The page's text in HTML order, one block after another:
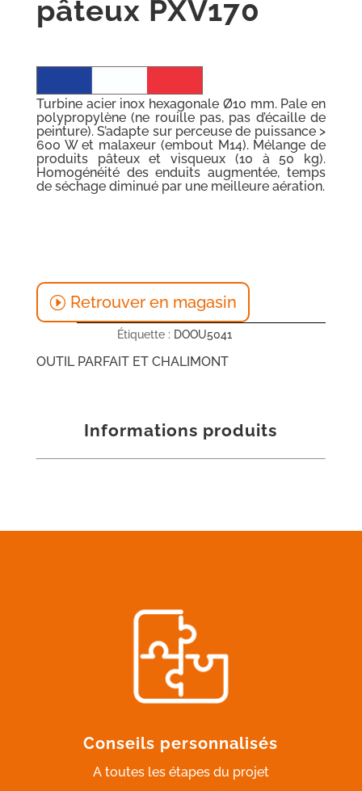
pâteux PXV170
Turbine acier inox hexagonale Ø10 mm. Pale en
polypropylène (ne rouille pas, pas d’écaille de
peinture). S’adapte sur perceuse de puissance >
600 W et malaxeur (embout M14). Mélange de
produits pâteux et visqueux (10 à 50 kg).
Homogénéité des enduits augmentée, temps
de séchage diminué par une meilleure aération.
Retrouver en magasin
Étiquette : DOOU5041
OUTIL PARFAIT ET CHALIMONT
Informations produits
Conseils personnalisés
A toutes les étapes du projet